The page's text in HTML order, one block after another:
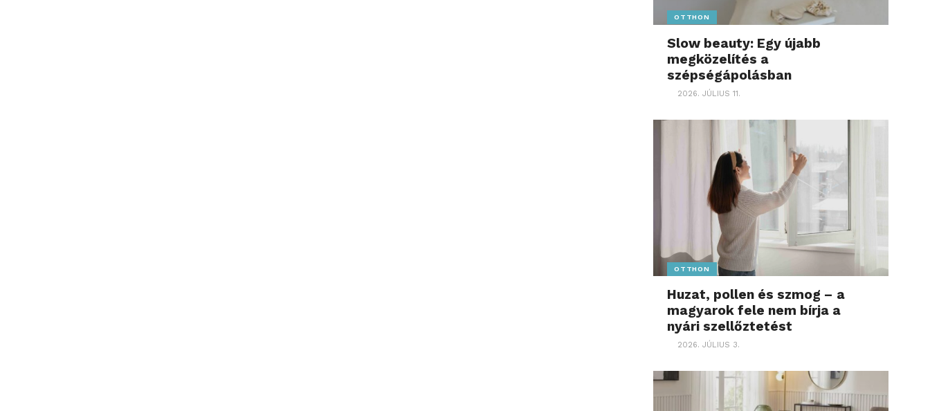
OTTHON
Slow beauty: Egy újabb
megközelítés a
szépségápolásban
2026. JÚLIUS 11.
OTTHON
Huzat, pollen és szmog – a
magyarok fele nem bírja a
nyári szellőztetést
2026. JÚLIUS 3.